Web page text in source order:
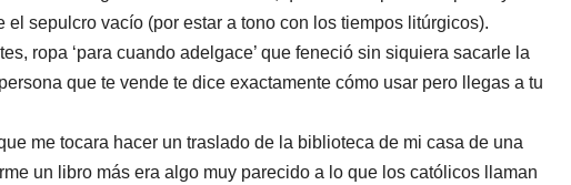
sepulcro vacío (por estar a tono con los tiempos litúrgicos).
ropa ‘para cuando adelgace’ que feneció sin siquiera sacarle la
que te vende te dice exactamente cómo usar pero llegas a tu
me tocara hacer un traslado de la biblioteca de mi casa de una
un libro más era algo muy parecido a lo que los católicos llaman